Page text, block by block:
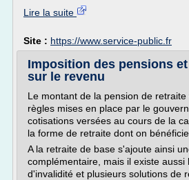
Lire la suite
Site : https://www.service-public.fr
Imposition des pensions
sur le revenu
Le montant de la pension de
règles mises en place par le
cotisations versées au cours de la
la forme de retraite dont on bénéficie.
A la retraite de base s'ajoute ainsi
complémentaire, mais il existe aussi
d'invalidité et plusieurs solutions de